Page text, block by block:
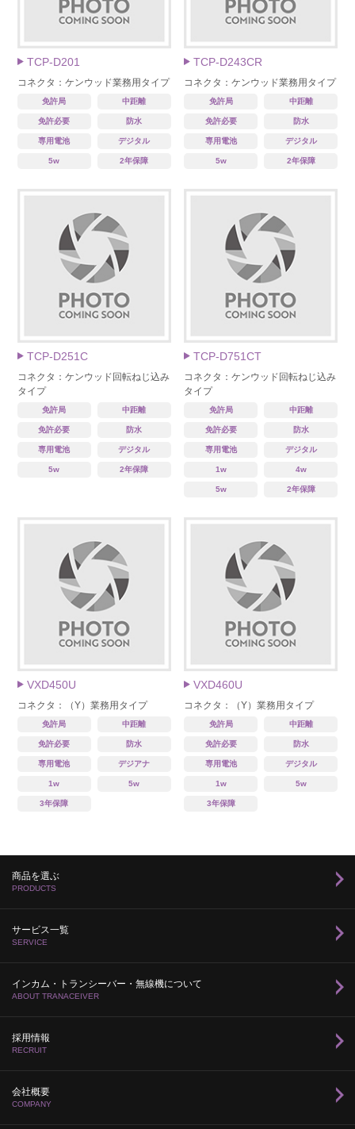
TCP-D201
コネクタ：ケンウッド業務用タイプ
免許局 中距離
免許必要 防水
専用電池 デジタル
5w 2年保障
TCP-D243CR
コネクタ：ケンウッド業務用タイプ
免許局 中距離
免許必要 防水
専用電池 デジタル
5w 2年保障
TCP-D251C
コネクタ：ケンウッド回転ねじ込み
タイプ
免許局 中距離
免許必要 防水
専用電池 デジタル
5w 2年保障
TCP-D751CT
コネクタ：ケンウッド回転ねじ込み
タイプ
免許局 中距離
免許必要 防水
専用電池 デジタル
1w 4w
5w 2年保障
VXD450U
コネクタ：（Y）業務用タイプ
免許局 中距離
免許必要 防水
専用電池 デジアナ
1w 5w
3年保障
VXD460U
コネクタ：（Y）業務用タイプ
免許局 中距離
免許必要 防水
専用電池 デジタル
1w 5w
3年保障
商品を選ぶ
PRODUCTS
サービス一覧
SERVICE
インカム・トランシーバー・無線機について
ABOUT TRANACEIVER
採用情報
RECRUIT
会社概要
COMPANY